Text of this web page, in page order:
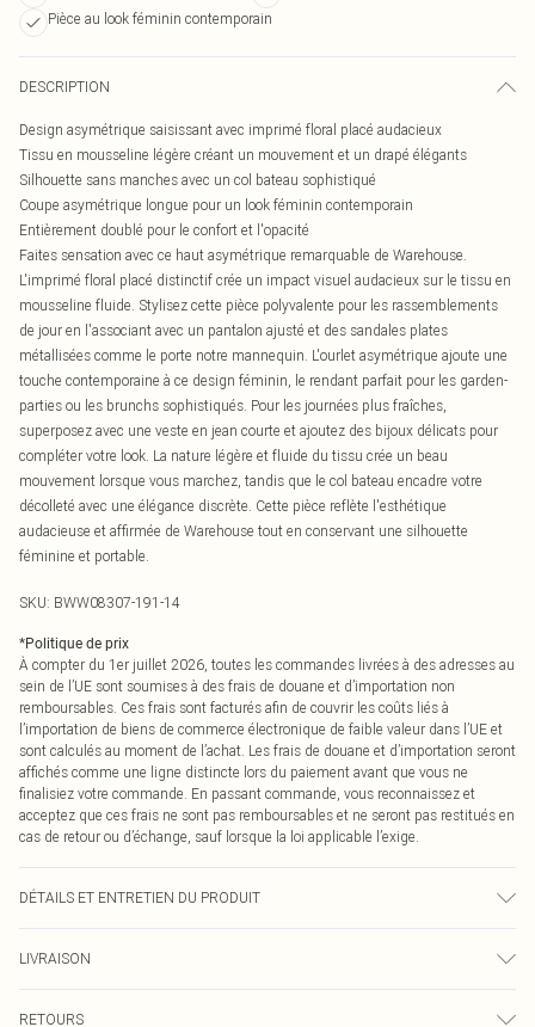
Pièce au look féminin contemporain
DESCRIPTION
Design asymétrique saisissant avec imprimé floral placé audacieux
Tissu en mousseline légère créant un mouvement et un drapé élégants
Silhouette sans manches avec un col bateau sophistiqué
Coupe asymétrique longue pour un look féminin contemporain
Entièrement doublé pour le confort et l'opacité
Faites sensation avec ce haut asymétrique remarquable de Warehouse.
L'imprimé floral placé distinctif crée un impact visuel audacieux sur le tissu en
mousseline fluide. Stylisez cette pièce polyvalente pour les rassemblements
de jour en l'associant avec un pantalon ajusté et des sandales plates
métallisées comme le porte notre mannequin. L'ourlet asymétrique ajoute une
touche contemporaine à ce design féminin, le rendant parfait pour les garden-
parties ou les brunchs sophistiqués. Pour les journées plus fraîches,
superposez avec une veste en jean courte et ajoutez des bijoux délicats pour
compléter votre look. La nature légère et fluide du tissu crée un beau
mouvement lorsque vous marchez, tandis que le col bateau encadre votre
décolleté avec une élégance discrète. Cette pièce reflète l'esthétique
audacieuse et affirmée de Warehouse tout en conservant une silhouette
féminine et portable.
SKU: BWW08307-191-14
*Politique de prix
À compter du 1er juillet 2026, toutes les commandes livrées à des adresses au
sein de l’UE sont soumises à des frais de douane et d’importation non
remboursables. Ces frais sont facturés afin de couvrir les coûts liés à
l’importation de biens de commerce électronique de faible valeur dans l’UE et
sont calculés au moment de l’achat. Les frais de douane et d’importation seront
affichés comme une ligne distincte lors du paiement avant que vous ne
finalisiez votre commande. En passant commande, vous reconnaissez et
acceptez que ces frais ne sont pas remboursables et ne seront pas restitués en
cas de retour ou d’échange, sauf lorsque la loi applicable l’exige.
DÉTAILS ET ENTRETIEN DU PRODUIT
mannequin porte une taille 10, hauteur approximative 5'7- 5'9.
LIVRAISON
RETOURS